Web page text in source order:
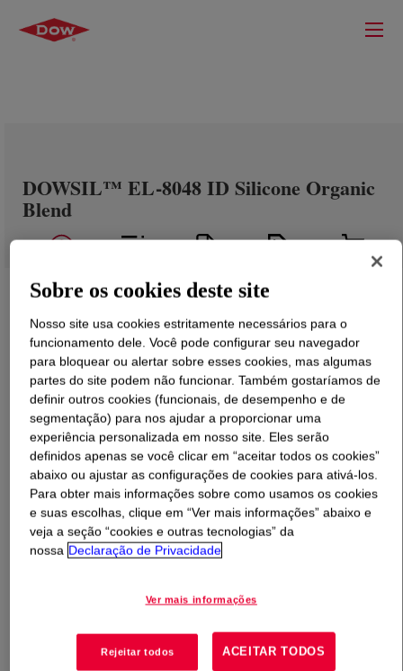
DOWSIL™ EL-8048 ID Silicone Organic
Blend
O que éDOWSIL™ EL-8048 ID Silicone Organic
Blend?
Mistura de elastômero orgânico de silicone compatível
com uma ampla gama de ingredientes de cuidados
pessoais, oferecendo benefícios multifuncionais para
cosméticos coloridos e cuidados com a pele facial. O
peso molecular em isododecano. INCI Name:
Isododecane (and) Dimethicone Crosspolymer
Sobre os cookies deste site
Nosso site usa cookies estritamente necessários para o
funcionamento dele. Você pode configurar seu navegador
para bloquear ou alertar sobre esses cookies, mas algumas
partes do site podem não funcionar. Também gostaríamos de
definir outros cookies (funcionais, de desempenho e de
segmentação) para nos ajudar a proporcionar uma
experiência personalizada em nosso site. Eles serão
definidos apenas se você clicar em “aceitar todos os cookies”
abaixo ou ajustar as configurações de cookies para ativá-los.
Para obter mais informações sobre como usamos os cookies
e suas escolhas, clique em “Ver mais informações” abaixo e
veja a seção “cookies e outras tecnologias” da
nossa Declaração de Privacidade
Ver mais informações
Rejeitar todos ACEITAR TODOS